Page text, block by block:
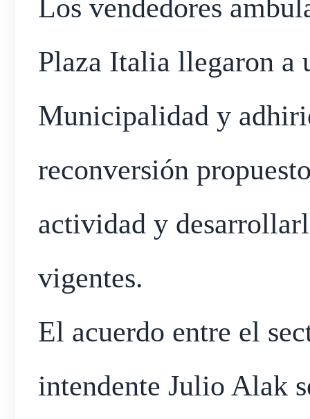
Los vendedores
Plaza Italia llegaron a
Municipalidad y
reconversión
actividad y
vigentes.
El acuerdo entre el
intendente Julio Alak